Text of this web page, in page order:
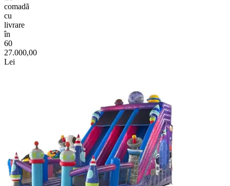
comadã
cu
livrare
în
60
27.000,00
Lei